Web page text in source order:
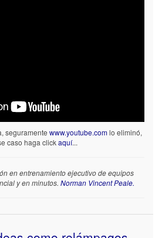
seguramente www.youtube.comlo eliminó,
caso haga clickaquí...
en entrenamiento ejecutivo de equipos
y en minutos. Norman Vincent Peale.